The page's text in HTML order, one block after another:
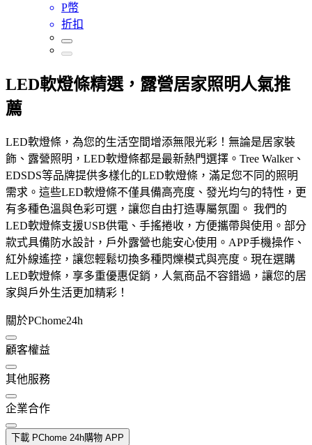
P幣
折扣
LED軟燈條精選，露營居家照明人氣推
薦
LED軟燈條，為您的生活空間增添無限光彩！無論是居家裝
飾、露營照明，LED軟燈條都是最新熱門選擇。Tree Walker、
EDSDS等品牌提供多樣化的LED軟燈條，滿足您不同的照明
需求。這些LED軟燈條不僅具備高亮度、發光均勻的特性，更
有多種色溫與色彩可選，讓您自由打造專屬氛圍。 我們的
LED軟燈條支援USB供電、手搖捲收，方便攜帶與使用。部分
款式具備防水設計，戶外露營也能安心使用。APP手機操作、
紅外線遙控，讓您輕鬆切換多種閃爍模式與亮度。現在選購
LED軟燈條，享多重優惠促銷，人氣商品不容錯過，讓您的居
家與戶外生活更加精彩！
關於PChome24h
顧客權益
其他服務
企業合作
下載 PChome 24h購物 APP